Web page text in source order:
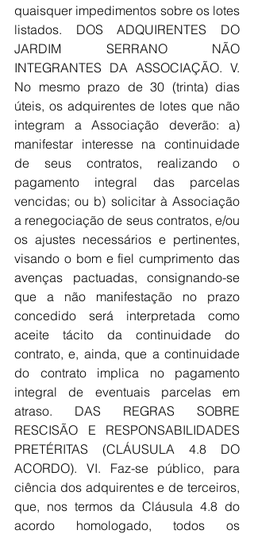
quaisquer impedimentos sobre os lotes
listados. DOS ADQUIRENTES DO
JARDIM SERRANO NÃO
INTEGRANTES DA ASSOCIAÇÃO. V.
No mesmo prazo de 30 (trinta) dias
úteis, os adquirentes de lotes que não
integram a Associação deverão: a)
manifestar interesse na continuidade
de seus contratos, realizando o
pagamento integral das parcelas
vencidas; ou b) solicitar à Associação
a renegociação de seus contratos, e/ou
os ajustes necessários e pertinentes,
visando o bom e fiel cumprimento das
avenças pactuadas, consignando-se
que a não manifestação no prazo
concedido será interpretada como
aceite tácito da continuidade do
contrato, e, ainda, que a continuidade
do contrato implica no pagamento
integral de eventuais parcelas em
atraso. DAS REGRAS SOBRE
RESCISÃO E RESPONSABILIDADES
PRETÉRITAS (CLÁUSULA 4.8 DO
ACORDO). VI. Faz-se público, para
ciência dos adquirentes e de terceiros,
que, nos termos da Cláusula 4.8 do
acordo homologado, todos os